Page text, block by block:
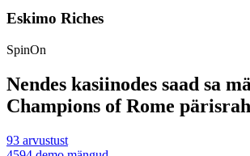
Eskimo Riches
SpinOn
Nendes kasiinodes saad sa
Champions of Rome
93 arvustust